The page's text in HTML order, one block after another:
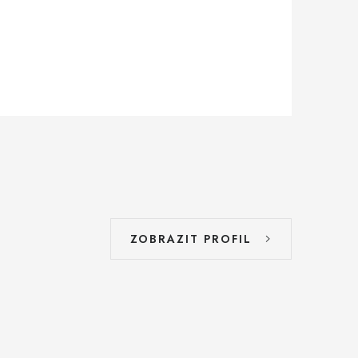
ZOBRAZIT PROFIL